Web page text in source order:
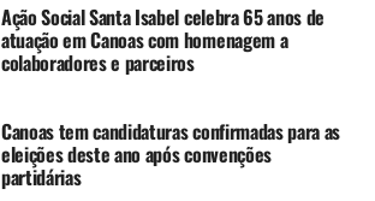
Ação Social Santa Isabel celebra 65 anos de
atuação em Canoas com homenagem a
colaboradores e parceiros
Canoas tem candidaturas confirmadas para as
eleições deste ano após convenções
partidárias